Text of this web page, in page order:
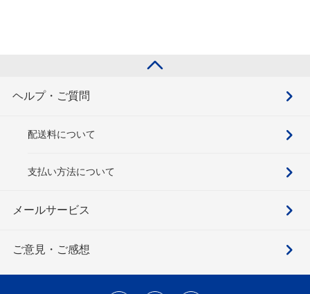
ヘルプ・ご質問
配送料について
支払い方法について
メールサービス
ご意見・ご感想